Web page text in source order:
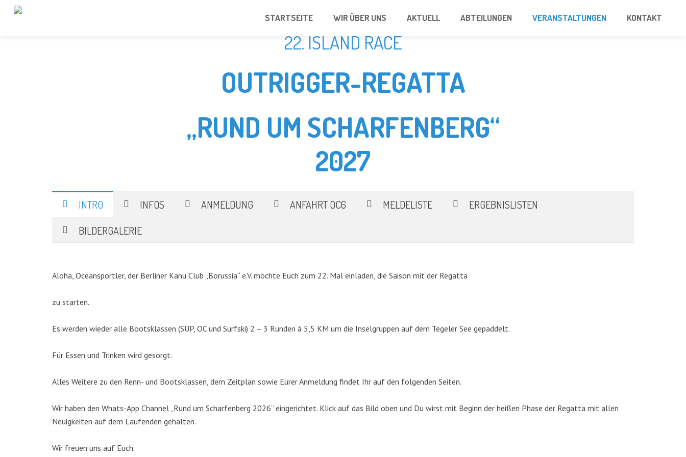
STARTSEITE WIR ÜBER UNS AKTUELL ABTEILUNGEN VERANSTALTUNGEN KONTAKT
22. ISLAND RACE
OUTRIGGER-REGATTA
„RUND UM SCHARFENBERG“
2027
INTRO INFOS ANMELDUNG ANFAHRT OC6 MELDELISTE
ERGEBNISLISTEN
BILDERGALERIE
Aloha, Oceansportler, der Berliner Kanu Club „Borussia“ e.V. möchte Euch zum 22. Mal einladen, die Saison mit der Regatta
zu starten.
Es werden wieder alle Bootsklassen (SUP, OC und Surfski) 2 – 3 Runden á 5,5 KM um die Inselgruppen auf dem Tegeler See gepaddelt.
Für Essen und Trinken wird gesorgt.
Alles Weitere zu den Renn- und Bootsklassen, dem Zeitplan sowie Eurer Anmeldung findet Ihr auf den folgenden Seiten.
Wir haben den Whats-App Channel „Rund um Scharfenberg 2026“ eingerichtet. Klick auf das Bild oben und Du wirst mit Beginn der heißen Phase der Regatta mit allen
Neuigkeiten auf dem Laufenden gehalten.
Wir freuen uns auf Euch.
Aktuell(48)
Drachenboot(47)
Kanu-Rennsport(13)
nach: